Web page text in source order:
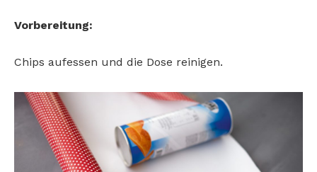
Vorbereitung:
Chips aufessen und die Dose reinigen.